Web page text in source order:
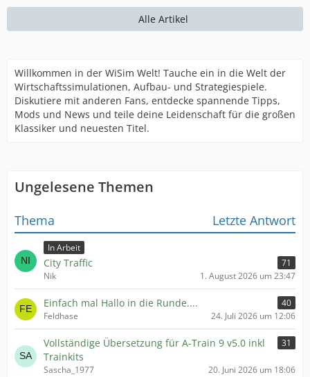
Alle Artikel
Willkommen in der WiSim Welt! Tauche ein in die Welt der
Wirtschaftssimulationen, Aufbau- und Strategiespiele.
Diskutiere mit anderen Fans, entdecke spannende Tipps,
Mods und News und teile deine Leidenschaft für die großen
Klassiker und neuesten Titel.
Ungelesene Themen
Thema Letzte Antwort
In Arbeit
City Traffic
71
Nik
1. August 2026 um 23:47
Einfach mal Hallo in die Runde....
40
Feldhase
24. Juli 2026 um 12:06
Vollständige Übersetzung für A-Train 9 v5.0 inkl
Trainkits
31
Sascha_1977 20. Juni 2026 um 18:06